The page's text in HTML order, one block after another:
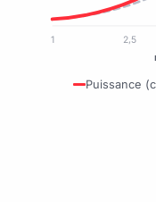
1 2,5
Puissance